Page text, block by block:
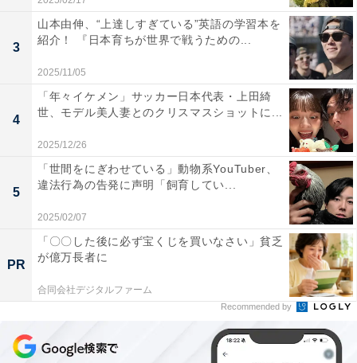
3
山本由伸、“上達しすぎている”英語の学習本を
紹介！ 『日本育ちが世界で戦うための...
2025/11/05
4
「年々イケメン」サッカー日本代表・上田綺
世、モデル美人妻とのクリスマスショットに...
2025/12/26
5
「世間をにぎわせている」動物系YouTuber、
違法行為の告発に声明「飼育してい...
2025/02/07
PR
「〇〇した後に必ず宝くじを買いなさい」貧乏
が億万長者に
合同会社デジタルファーム
Recommended by